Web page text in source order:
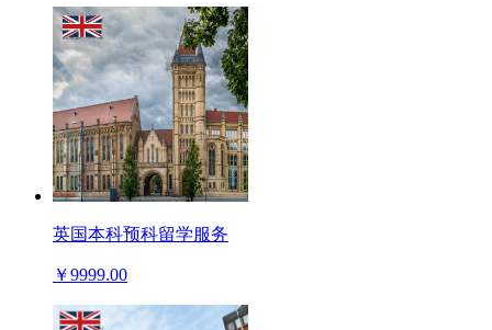
英国本科预科留学服务
￥9999.00